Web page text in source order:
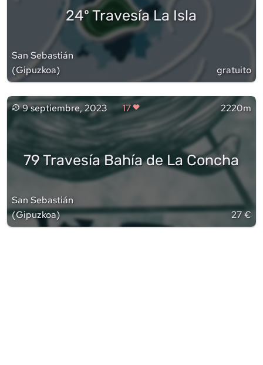
24º Travesía La Isla
San Sebastián
(Gipuzkoa) gratuito
9 septiembre, 2023 17 2220m
79 Travesía Bahía de La Concha
San Sebastián
(Gipuzkoa) 27 €